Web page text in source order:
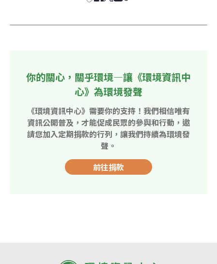
你的關心，關乎環境—讓《環境資訊中
心》為環境發聲
《環境資訊中心》需要你的支持！我們相信唯有
資訊公開普及，才能促成民眾的參與和行動，邀
請您加入定期捐款的行列，讓我們持續為環境發
聲。
前往捐款